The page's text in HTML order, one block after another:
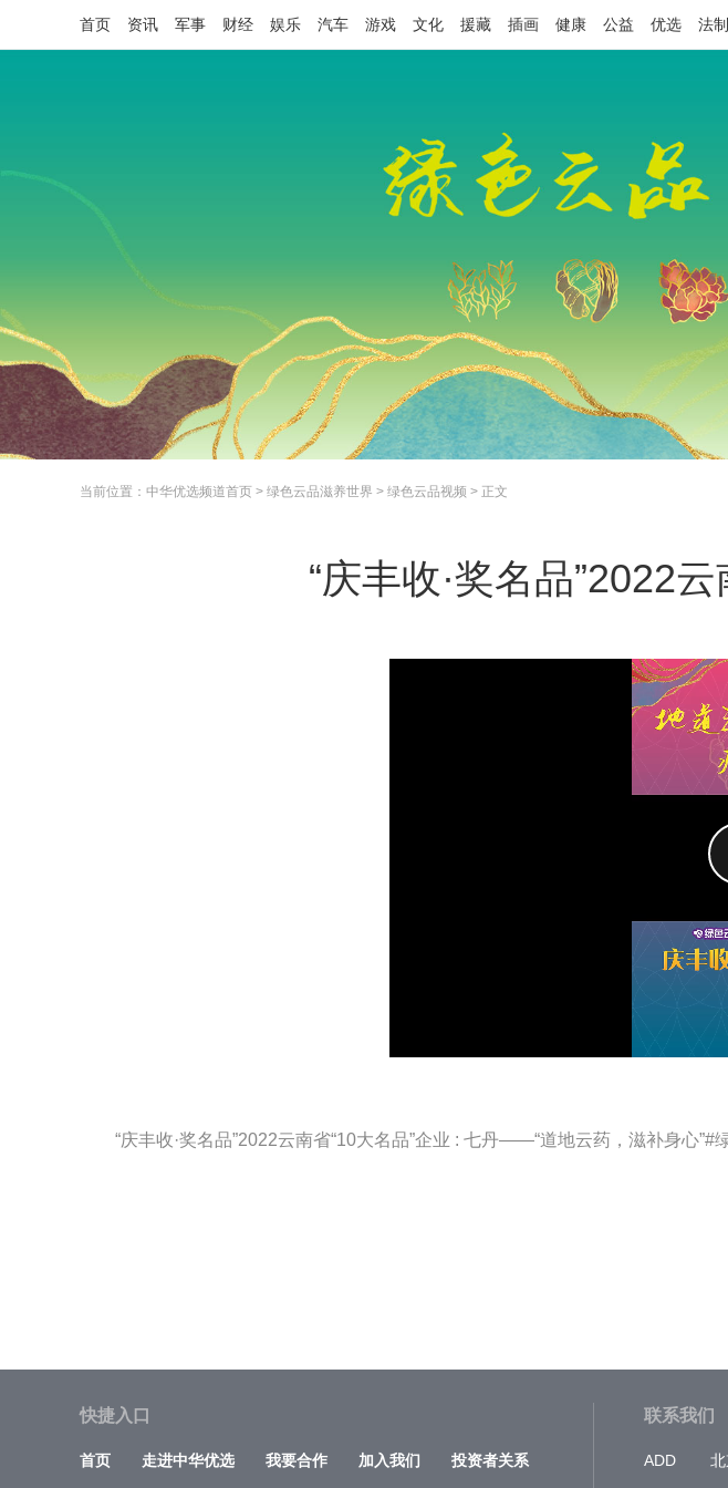
首页 资讯 军事 财经 娱乐 汽车 游戏 文化 援藏 插画 健康 公益 优选 法制
当前位置： 中华优选频道首页 > 绿色云品滋养世界 > 绿色云品视频 > 正文
“庆丰收·奖名品”2022
“庆丰收·奖名品”2022云南省“10大名品”企业 : 七丹——“道地云药，滋补身心”#
快捷入口
首页 走进中华优选 我要合作 加入我们 投资者关系
联系我们
ADD